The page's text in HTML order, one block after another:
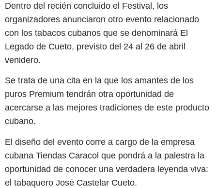
Dentro del recién concluido el Festival, los
organizadores anunciaron otro evento relacionado
con los tabacos cubanos que se denominará El
Legado de Cueto, previsto del 24 al 26 de abril
venidero.
Se trata de una cita en la que los amantes de los
puros Premium tendrán otra oportunidad de
acercarse a las mejores tradiciones de este producto
cubano.
El diseño del evento corre a cargo de la empresa
cubana Tiendas Caracol que pondrá a la palestra la
oportunidad de conocer una verdadera leyenda viva:
el tabaquero José Castelar Cueto.